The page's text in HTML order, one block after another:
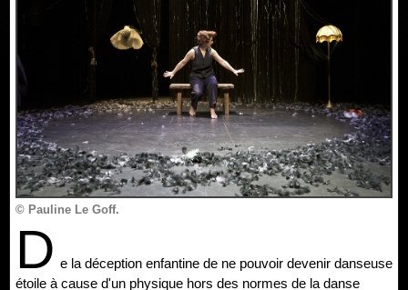
© Pauline Le Goff.
D e la déception enfantine de ne pouvoir devenir danseuse
étoile à cause d'un physique hors des normes de la danse